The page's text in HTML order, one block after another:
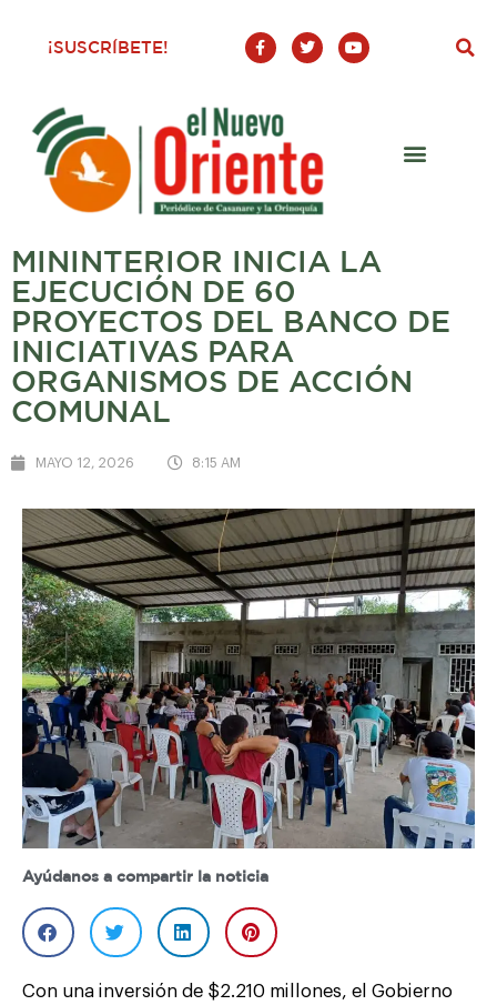
¡SUSCRÍBETE!
F
a
c
o
o
-
T
w
i
Y
o
u
MININTERIOR INICIA LA
EJECUCIÓN DE 60
PROYECTOS DEL BANCO DE
INICIATIVAS PARA
ORGANISMOS DE ACCIÓN
COMUNAL
MAYO 12, 2026 8:15 AM
Ayúdanos a compartir la noticia
Con una inversión de $2.210 millones, el Gobierno